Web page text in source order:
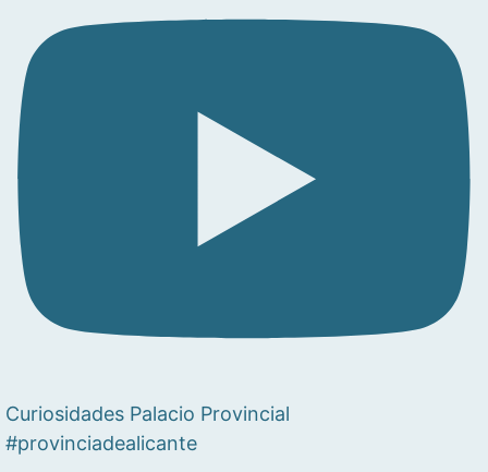
Curiosidades Palacio Provincial
#provinciadealicante